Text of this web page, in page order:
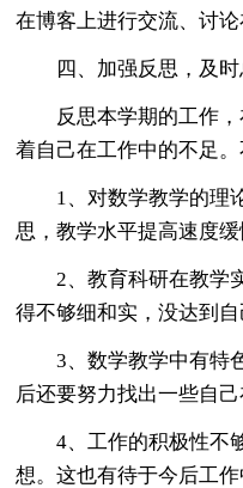
在博客上进行交流、讨论
四、加强反思，及时
反思本学期的工作
着自己在工作中的不足。
1、对数学教学的理
思，教学水平提高速度缓
2、教育科研在教学
得不够细和实，没达到自
3、数学教学中有特
后还要努力找出一些自
4、工作的积极性不
想。这也有待于今后工